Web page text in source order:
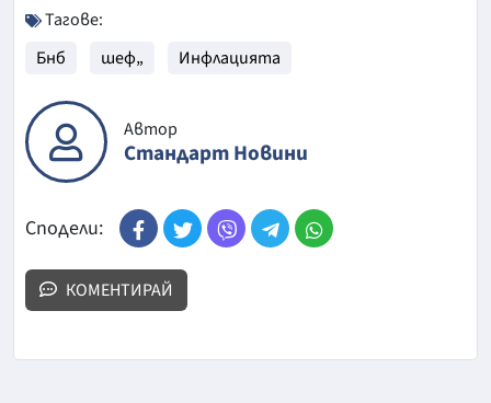
Тагове:
Бнб
шеф„ Инфлацията
Автор
Стандарт Новини
Сподели:
КОМЕНТИРАЙ